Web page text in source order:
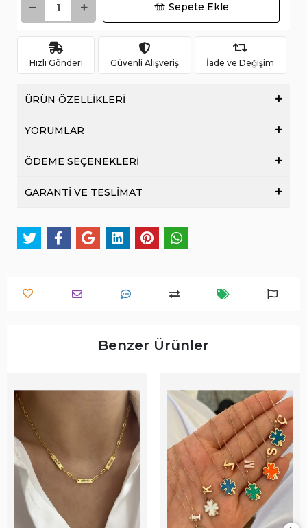
Sepete Ekle
Hızlı Gönderi Güvenli Alışveriş İade ve Değişim
ÜRÜN ÖZELLİKLERİ
YORUMLAR
ÖDEME SEÇENEKLERİ
GARANTİ VE TESLİMAT
Benzer Ürünler